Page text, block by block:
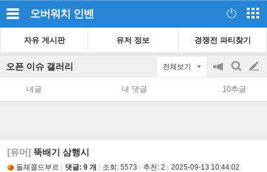
오버워치 인벤
자유 게시판 유저 정보 경쟁전 파티찾기
오픈 이슈 갤러리 전체보기
공
지
on/off
검
색
글
쓰
내글 내 댓글 10추글
[유머] 뚝배기 삼행시
돌체콜드부르 댓글: 9 개 조회: 5573 추천: 2 2025-09-13 10:44:02